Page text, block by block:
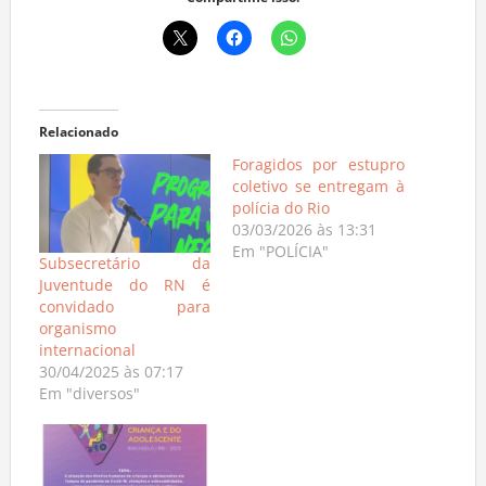
Relacionado
Subsecretário da
Juventude do RN é
convidado para
organismo
internacional
30/04/2025 às 07:17
Em "diversos"
Foragidos por estupro
coletivo se entregam à
polícia do Rio
03/03/2026 às 13:31
Em "POLÍCIA"